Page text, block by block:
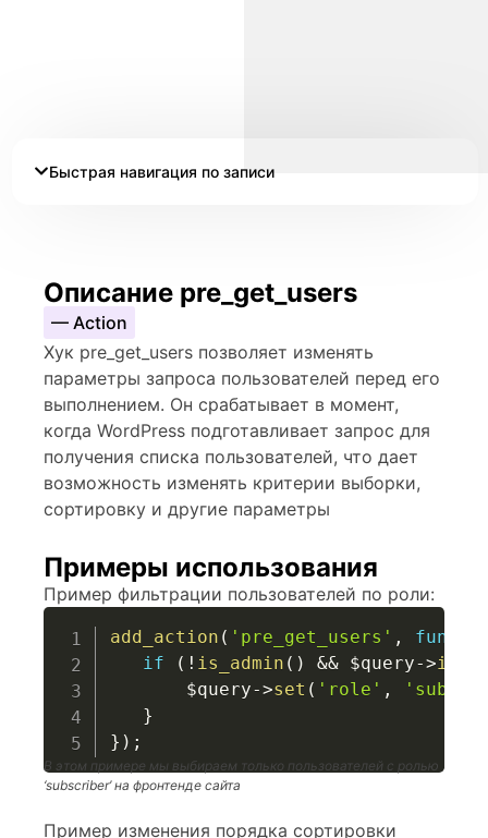
Быстрая навигация по записи
Описание pre_get_users
— Action
Хук pre_get_users позволяет изменять
параметры запроса пользователей перед его
выполнением. Он срабатывает в момент,
когда WordPress подготавливает запрос для
получения списка пользователей, что дает
возможность изменять критерии выборки,
сортировку и другие параметры
Примеры использования
Пример фильтрации пользователей по роли:
add_action ( 'pre_get_users' ,
if
( ! is_admin ( ) && $query->
$query->set ( 'role' ,
}
} ) ;
В этом примере мы выбираем только пользователей с ролью
‘subscriber’ на фронтенде сайта
Пример изменения порядка сортировки